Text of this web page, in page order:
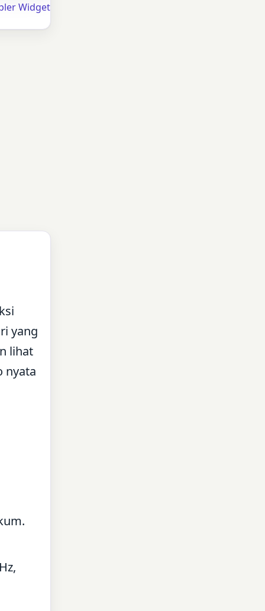
Widget
yang
lihat
nyata